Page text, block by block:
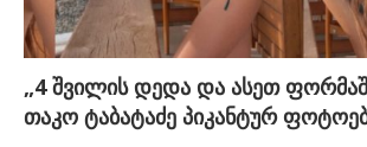
„4 შვილის დედა და ასეთ
თაკო ტაბატაძე პიკანტურ